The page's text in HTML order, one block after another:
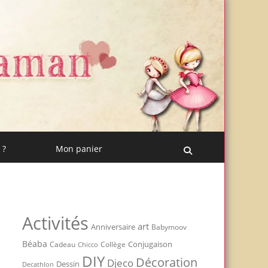
Mon panier
Activités Anniversaire art Babymoov
Béaba Cadeau Chicco Collège Conjugaison
Decathlon Dessin DIY Djeco Décoration